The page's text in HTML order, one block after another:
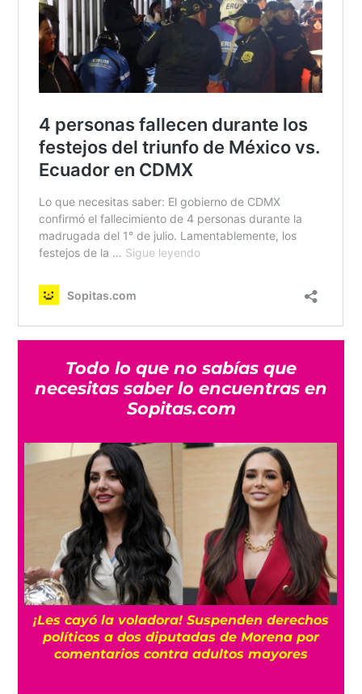
Todo lo que no sabías que
necesitas saber lo encuentras en
Sopitas.com
¡Les cayó la voladora! Suspenden derechos
políticos a dos diputadas de Morena por
comentarios contra adultos mayores